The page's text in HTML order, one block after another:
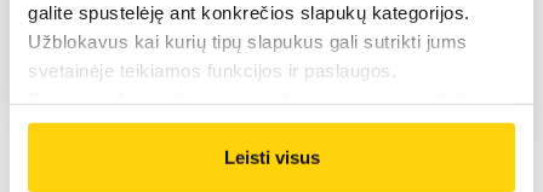
galite spustelėję ant konkrečios slapukų kategorijos.
Užblokavus kai kurių tipų slapukus gali sutrikti jums
svetainėje teikiamos funkcijos ir paslaugos.
Leisti visus
stabilų...Daugiau